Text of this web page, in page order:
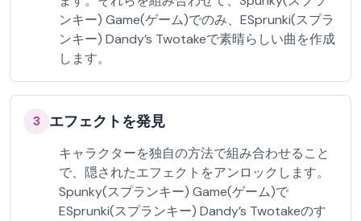
ンキー) Game(ゲーム)でのみ、ESprunki(スプラ
ンキー) Dandy’s Twotakeで素晴らしい曲を作成
します。
3 エフェクトを発見
キャラクターを独自の方法で組み合わせること
で、隠されたエフェクトをアンロックします。
Spunky(スプランキー) Game(ゲーム)で
ESprunki(スプランキー) Dandy’s Twotakeのす